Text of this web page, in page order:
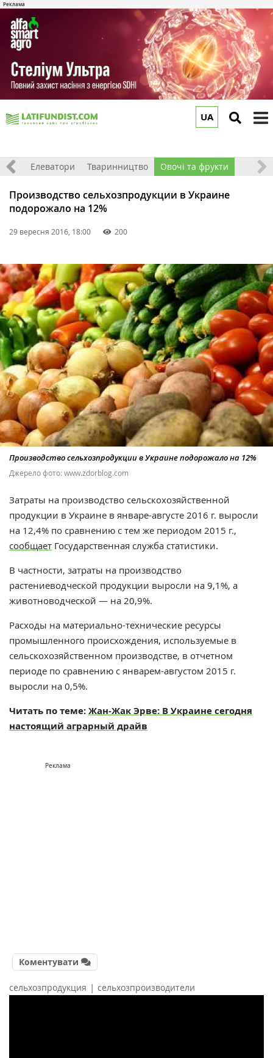
UA
Елеватори Тваринництво Овочі та фрукти
Производство сельхозпродукции в Украине
подорожало на 12%
29 вересня 2016, 18:00 200
Производство сельхозпродукции в Украине подорожало на 12%
Джерело фото: www.zdorblog.com
Затраты на производство сельскохозяйственной
продукции в Украине в январе-августе 2016 г. выросли
на 12,4% по сравнению с тем же периодом 2015 г.,
сообщает Государственная служба статистики.
В частности, затраты на производство
растениеводческой продукции выросли на 9,1%, а
животноводческой — на 20,9%.
Расходы на материально-технические ресурсы
промышленного происхождения, используемые в
сельскохозяйственном производстве, в отчетном
периоде по сравнению с январем-августом 2015 г.
выросли на 0,5%.
Читать по теме:Жан-Жак Эрве: В Украине сегодня
настоящий аграрный драйв
Реклама
Коментувати
сельхозпродукция | сельхозпроизводители